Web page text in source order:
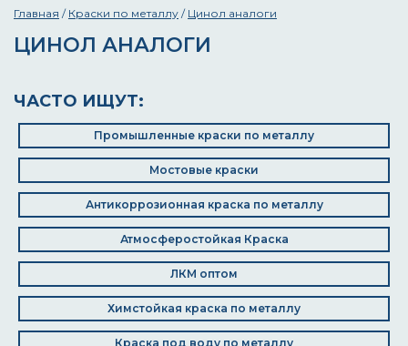
Главная / Краски по металлу / Цинол аналоги
ЦИНОЛ АНАЛОГИ
ЧАСТО ИЩУТ:
Промышленные краски по металлу
Мостовые краски
Антикоррозионная краска по металлу
Атмосферостойкая Краска
ЛКМ оптом
Химстойкая краска по металлу
Краска под воду по металлу